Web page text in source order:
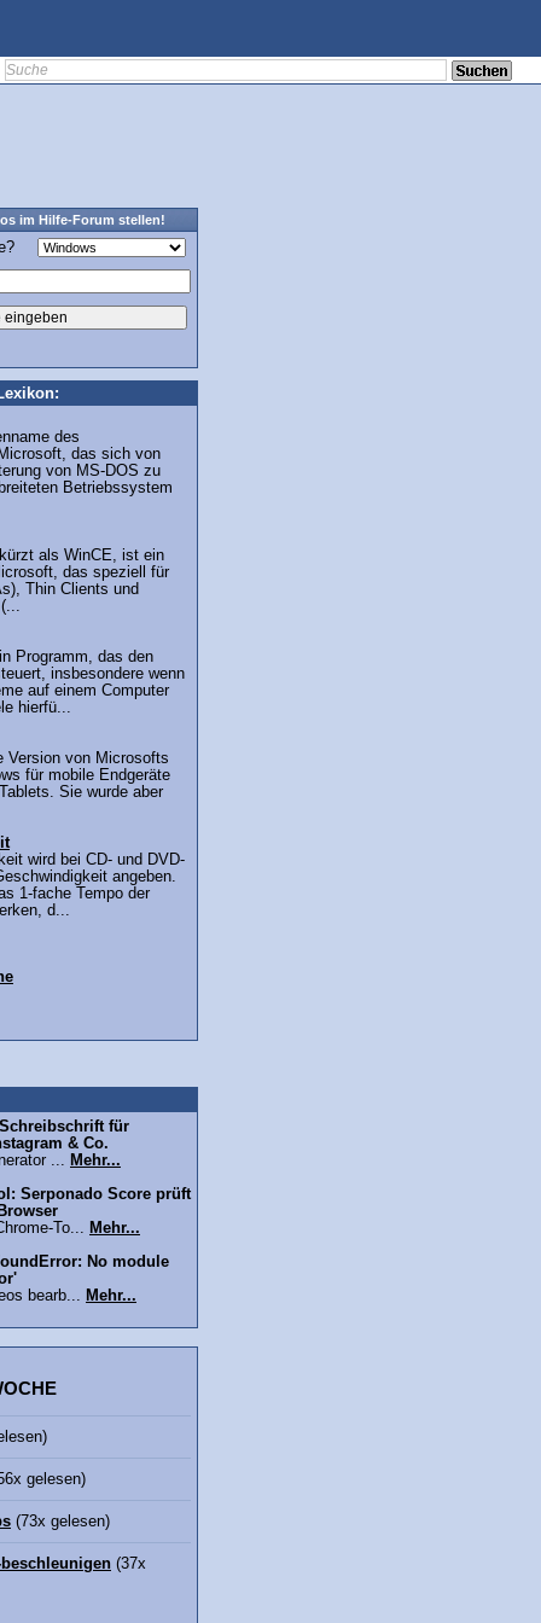
im Hilfe-Forum stellen!
des
das sich von
von MS-DOS zu
Betriebssystem
als WinCE, ist ein
das speziell für
Thin Clients und
Programm, das den
insbesondere wenn
auf einem Computer
hierfü...
Version von Microsofts
für mobile Endgeräte
Sie wurde aber
wird bei CD- und DVD-
angeben.
1-fache Tempo der
d...
für
& Co.
... Mehr...
Serponado Score prüft
To... Mehr...
No module
bearb... Mehr...
gelesen)
(73x gelesen)
(37x